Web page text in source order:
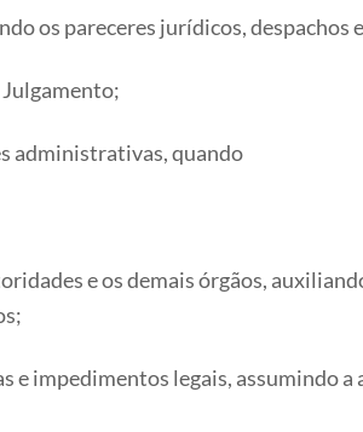
os pareceres jurídicos,
Julgamento;
administrativas, quando
e os demais órgãos,
impedimentos legais, assumindo